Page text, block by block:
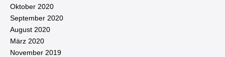
Oktober 2020
September 2020
August 2020
März 2020
November 2019